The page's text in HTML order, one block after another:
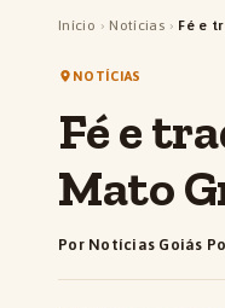
Início › Notícias › Fé e
NOTÍCIAS
Fé e
Mato
Por Notícias Goiás